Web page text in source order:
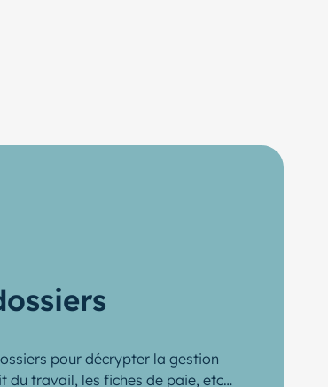
pour décrypter la gestion
du travail, les fiches de paie, etc…